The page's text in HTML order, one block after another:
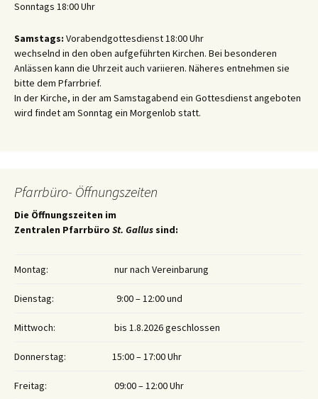
Sonntags 18:00 Uhr
Samstags: Vorabendgottesdienst 18:00 Uhr
wechselnd in den oben aufgeführten Kirchen. Bei besonderen
Anlässen kann die Uhrzeit auch variieren. Näheres entnehmen sie
bitte dem Pfarrbrief.
In der Kirche, in der am Samstagabend ein Gottesdienst angeboten
wird findet am Sonntag ein Morgenlob statt.
Pfarrbüro- Öffnungszeiten
Die Öffnungszeiten im
Zentralen Pfarrbüro St. Gallus sind:
Montag: nur nach Vereinbarung
Dienstag: 9:00 – 12:00 und
Mittwoch: bis 1.8.2026 geschlossen
Donnerstag: 15:00 – 17:00 Uhr
Freitag: 09:00 – 12:00 Uhr